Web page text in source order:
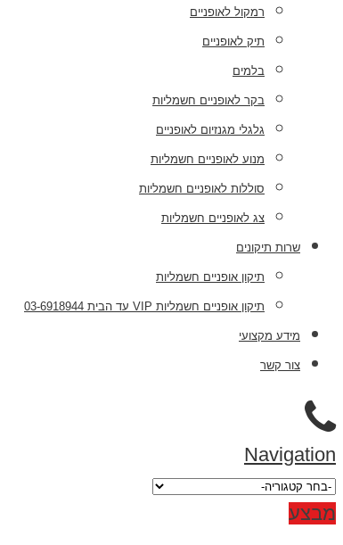
רמקול לאופניים
תיק לאופניים
בלמים
בקר לאופניים חשמליות
גלגלי מגנזיום לאופניים
מנוע לאופניים חשמליות
סוללות לאופניים חשמליות
צג לאופניים חשמליות
שרות תיקונים
תיקון אופניים חשמליות
תיקון אופניים חשמליות VIP עד הבית 03-6918944
מידע מקצועי
צור קשר
Navigation
מבצע